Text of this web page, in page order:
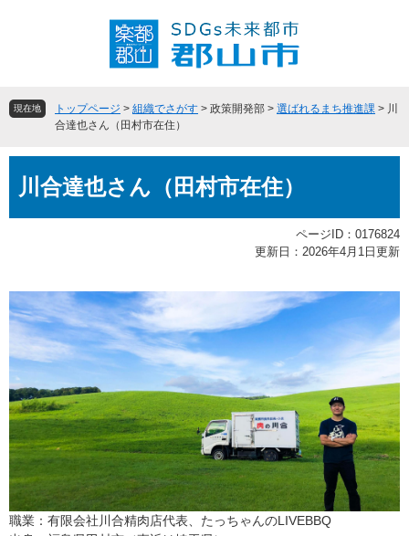
頭
飛
へ
現在地 トップページ > 組織でさがす > 政策開発部 > 選ばれるまち推進課 > 川
合達也さん（田村市在住）
川合達也さん（田村市在住）
ページID：0176824
更新日：2026年4月1日更新
職業：有限会社川合精肉店代表、たっちゃんのLIVEBBQ